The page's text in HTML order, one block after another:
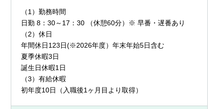
（1）勤務時間
日勤 8：30～17：30 （休憩60分）※ 早番・遅番あり
（2）休日
年間休日123日(※2026年度）年末年始5日含む
夏季休暇3日
誕生日休暇1日
（3）有給休暇
初年度10日（入職後1ヶ月目より取得）